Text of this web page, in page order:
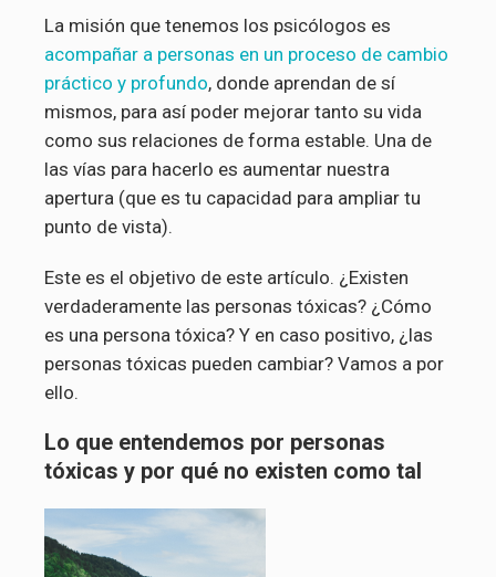
La misión que tenemos los psicólogos es
acompañar a personas en un proceso de cambio
práctico y profundo, donde aprendan de sí
mismos, para así poder mejorar tanto su vida
como sus relaciones de forma estable. Una de
las vías para hacerlo es aumentar nuestra
apertura (que es tu capacidad para ampliar tu
punto de vista).
Este es el objetivo de este artículo. ¿Existen
verdaderamente las personas tóxicas? ¿Cómo
es una persona tóxica? Y en caso positivo, ¿las
personas tóxicas pueden cambiar? Vamos a por
ello.
Lo que entendemos por personas
tóxicas y por qué no existen como tal